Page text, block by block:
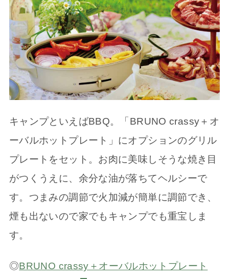
キャンプといえばBBQ。「BRUNO crassy＋オ
ーバルホットプレート」にオプションのグリル
プレートをセット。お肉に美味しそうな焼き目
がつくうえに、余分な油が落ちてヘルシーで
す。つまみの調節で火加減が簡単に調節でき、
煙も出ないので家でもキャンプでも重宝しま
す。
◎BRUNO crassy＋オーバルホットプレート